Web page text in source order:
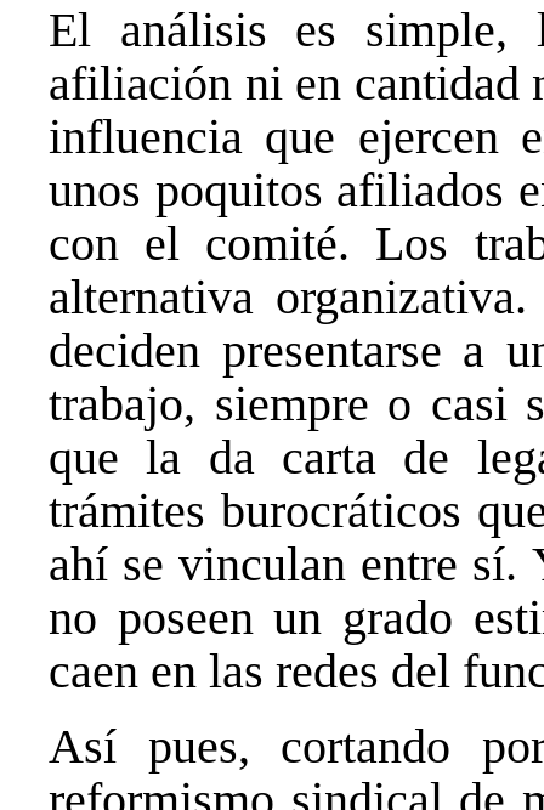
El análisis es simple,
afiliación ni en cantidad
influencia que ejercen
unos poquitos afiliados
con el comité. Los
alternativa
deciden presentarse a
trabajo, siempre o casi
que la da carta de
trámites burocráticos
ahí se vinculan entre sí.
no poseen un grado
caen en las redes del
Así pues, cortando